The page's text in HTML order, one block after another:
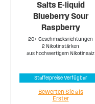
Salts E-liquid
Blueberry Sour
Raspberry
20+ Geschmacksrichtungen
2 Nikotinstärken
aus hochwertigem Nikotinsalz
Staffelpreise Verfügbar
Bewerten Sie als
Erster